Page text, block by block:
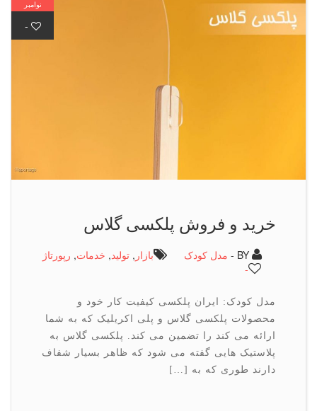
خرید و فروش پلکسی گلاس
مدل کودک بازار ,تولید,خدمات, رپورتاژ
مدل کودک: ایران پلکسی کیفیت کار خود و
محصولات پلکسی گلاس و پلی اکریلیک که به شما
ارائه می کند را تضمین می کند. پلکسی گلاس به
پلاستیک هایی گفته می شود که ظاهر بسیار شفاف
دارند طوری که به […]